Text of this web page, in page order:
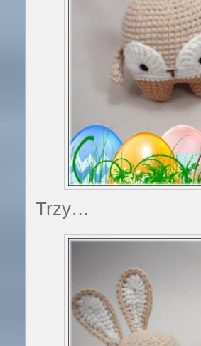
Trzy…